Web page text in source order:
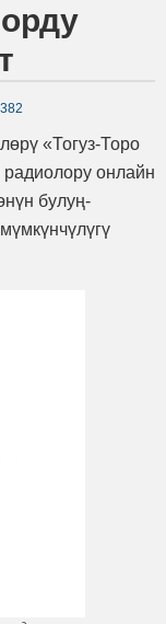
«Тогуз-Торо
онлайн
булуң-